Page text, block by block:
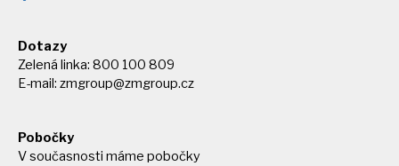
Dotazy
Zelená linka: 800 100 809
E-mail: zmgroup@zmgroup.cz
Pobočky
V současnosti máme pobočky